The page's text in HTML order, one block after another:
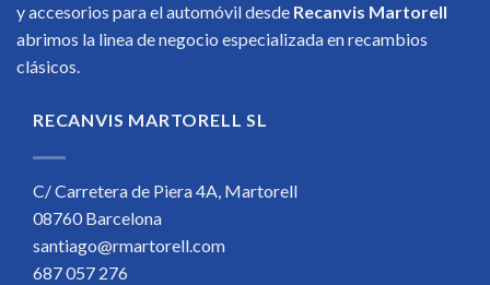
y accesorios para el automóvil desde Recanvis Martorell
abrimos la linea de negocio especializada en recambios
clásicos.
RECANVIS MARTORELL SL
C/ Carretera de Piera 4A, Martorell
08760 Barcelona
santiago@rmartorell.com
687 057 276